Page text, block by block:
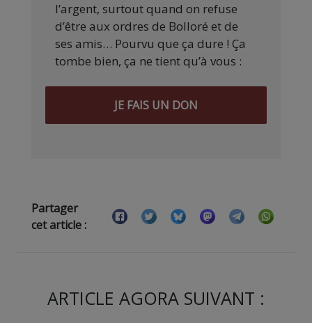
l’argent, surtout quand on refuse
d’être aux ordres de Bolloré et de
ses amis… Pourvu que ça dure ! Ça
tombe bien, ça ne tient qu’à vous :
JE FAIS UN DON
Partager
cet article :
ARTICLE AGORA SUIVANT :